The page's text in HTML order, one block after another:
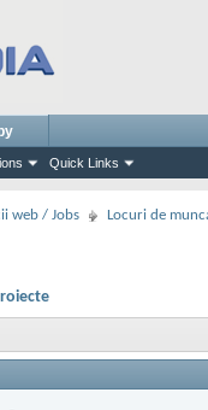
Quick Links
web / Jobs Locuri de